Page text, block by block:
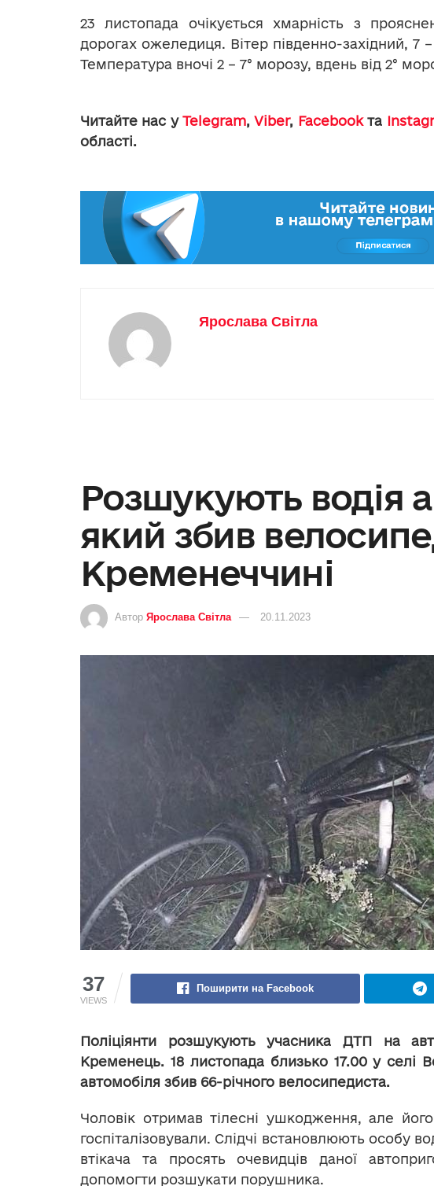
23 листопада очікується хмарність з
дорогах ожеледиця. Вітер південно-західний, 7
Температура вночі 2 – 7° морозу, вдень від 2°
Читайте нас уTelegram,Viber, Facebookта
області.
Ярослава Світла
Розшукують водія
який збив
Кременеччині
Автор Ярослава Світла 20.11.2023
37
VIEWS
Поширити на Facebook
Поліціянти розшукують учасника ДТП на
Кременець. 18 листопада близько 17.00 у селі
автомобіля збив 66-річного велосипедиста.
Чоловік отримав тілесні ушкодження, але
госпіталізовували. Слідчі встановлюють особу
втікача та просять очевидців даної
допомогти розшукати порушника.